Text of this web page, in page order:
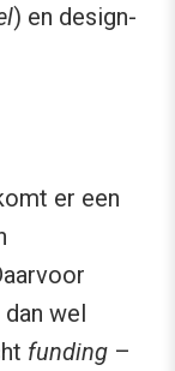
) en design-
er een
wel
funding –